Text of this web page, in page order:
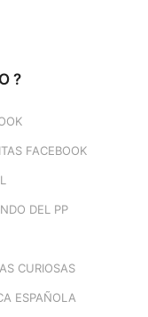
?
FACEBOOK
DEL PP
CURIOSAS
ESPAÑOLA